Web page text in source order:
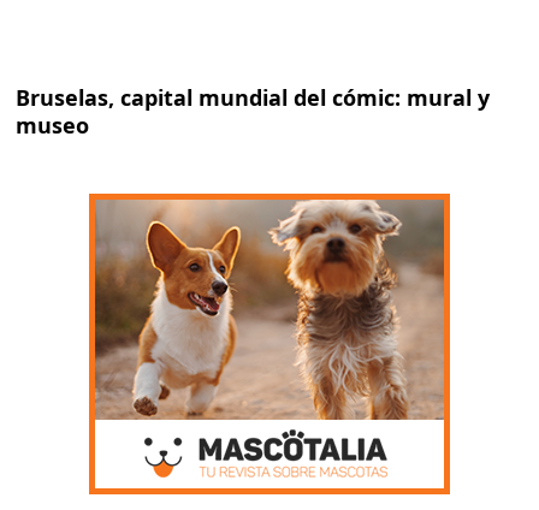
Bruselas, capital mundial del cómic: mural y
museo